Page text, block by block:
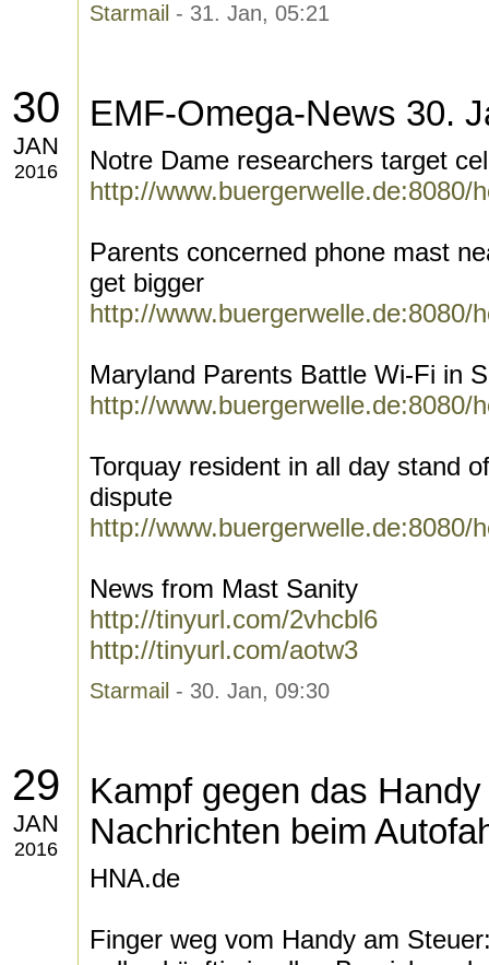
Starmail - 31. Jan, 05:21
30
JAN
2016
EMF-Omega-News 30.
Notre Dame researchers target
http://www.buergerwelle.de:8080/
Parents concerned phone mast
get bigger
http://www.buergerwelle.de:8080/
Maryland Parents Battle Wi-Fi in
http://www.buergerwelle.de:8080/
Torquay resident in all day stand
dispute
http://www.buergerwelle.de:8080/
News from Mast Sanity
http://tinyurl.com/2vhcbl6
http://tinyurl.com/aotw3
Starmail - 30. Jan, 09:30
29
JAN
2016
Kampf gegen das
Nachrichten beim
HNA.de
Finger weg vom Handy am